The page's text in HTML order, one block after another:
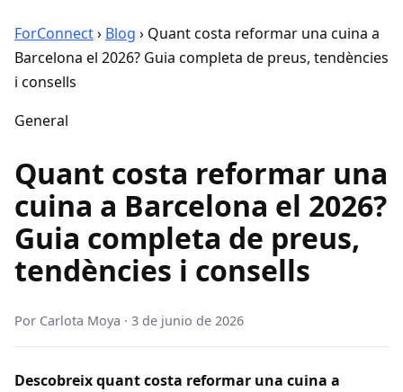
ForConnect› Blog › Quant costa reformar una cuina a
Barcelona el 2026? Guia completa de preus, tendències
i consells
General
Quant costa reformar una
cuina a Barcelona el 2026?
Guia completa de preus,
tendències i consells
Por Carlota Moya · 3 de junio de 2026
Descobreix quant costa reformar una cuina a